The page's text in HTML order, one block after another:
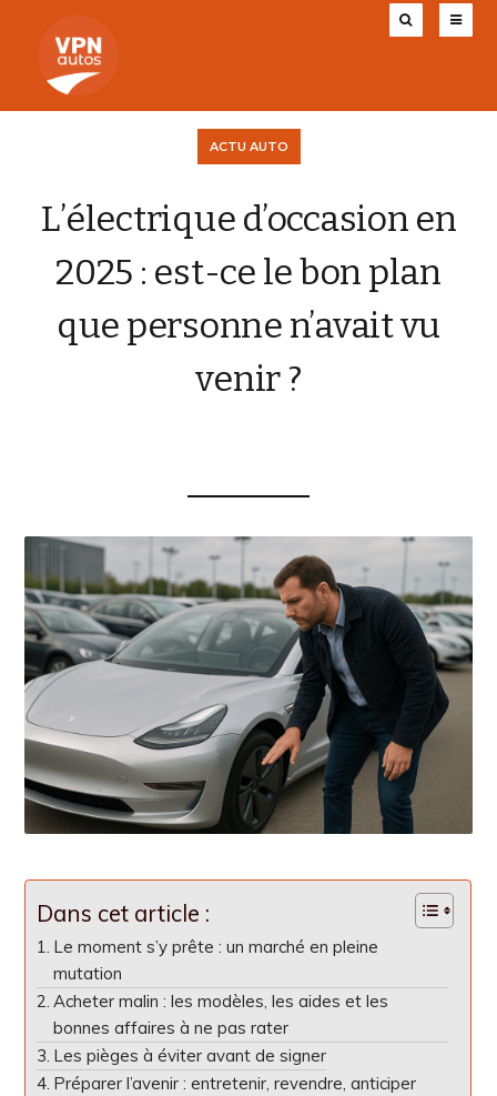
ACTU AUTO
L’électrique d’occasion en
2025 : est-ce le bon plan
que personne n’avait vu
venir ?
Dans cet article :
Le moment s’y prête : un marché en pleine
mutation
Acheter malin : les modèles, les aides et les
bonnes affaires à ne pas rater
Les pièges à éviter avant de signer
Préparer l’avenir : entretenir, revendre, anticiper